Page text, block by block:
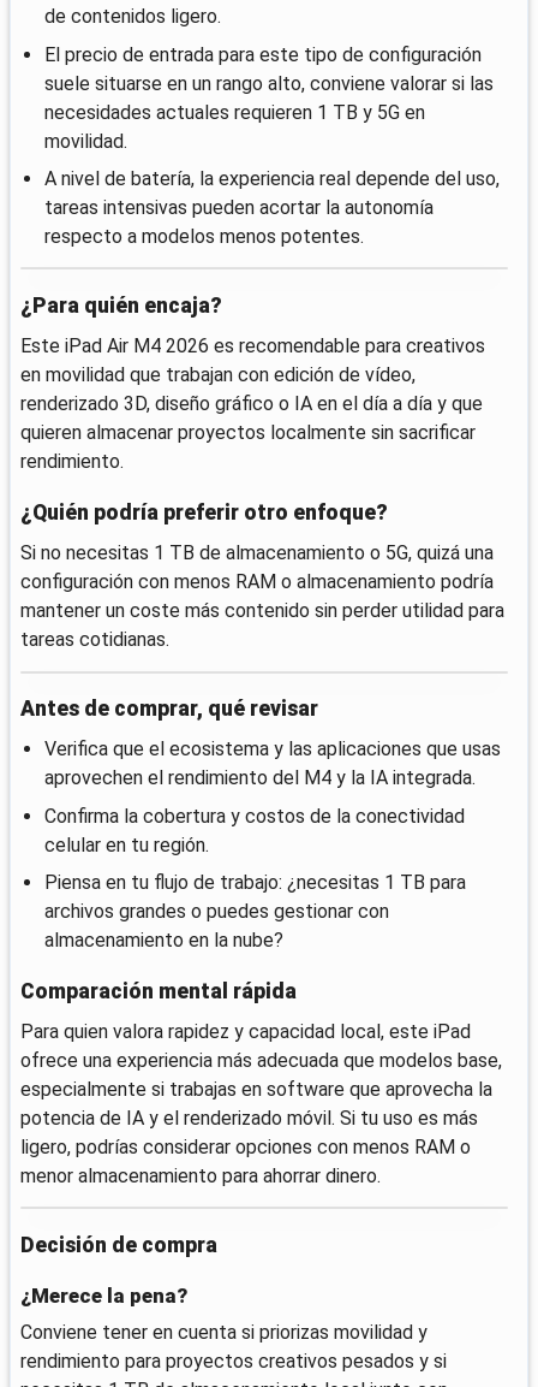
de contenidos ligero.
El precio de entrada para este tipo de configuración
suele situarse en un rango alto, conviene valorar si las
necesidades actuales requieren 1 TB y 5G en
movilidad.
A nivel de batería, la experiencia real depende del uso,
tareas intensivas pueden acortar la autonomía
respecto a modelos menos potentes.
¿Para quién encaja?
Este iPad Air M4 2026 es recomendable para creativos
en movilidad que trabajan con edición de vídeo,
renderizado 3D, diseño gráfico o IA en el día a día y que
quieren almacenar proyectos localmente sin sacrificar
rendimiento.
¿Quién podría preferir otro enfoque?
Si no necesitas 1 TB de almacenamiento o 5G, quizá una
configuración con menos RAM o almacenamiento podría
mantener un coste más contenido sin perder utilidad para
tareas cotidianas.
Antes de comprar, qué revisar
Verifica que el ecosistema y las aplicaciones que usas
aprovechen el rendimiento del M4 y la IA integrada.
Confirma la cobertura y costos de la conectividad
celular en tu región.
Piensa en tu flujo de trabajo: ¿necesitas 1 TB para
archivos grandes o puedes gestionar con
almacenamiento en la nube?
Comparación mental rápida
Para quien valora rapidez y capacidad local, este iPad
ofrece una experiencia más adecuada que modelos base,
especialmente si trabajas en software que aprovecha la
potencia de IA y el renderizado móvil. Si tu uso es más
ligero, podrías considerar opciones con menos RAM o
menor almacenamiento para ahorrar dinero.
Decisión de compra
¿Merece la pena?
Conviene tener en cuenta si priorizas movilidad y
rendimiento para proyectos creativos pesados y si